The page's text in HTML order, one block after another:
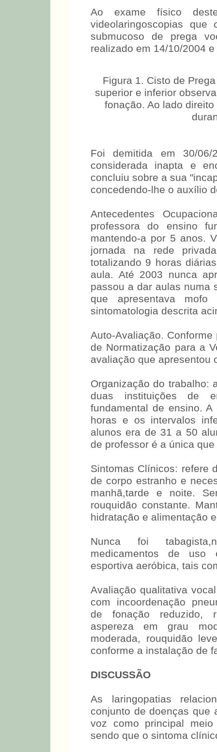
Ao exame físico
videolaringoscopias
submucoso de prega
realizado em 14/10/2004
Figura 1. Cisto de
superior e inferior
fonação. Ao lado
Foi demitida em 30/
considerada inapta e
concluiu sobre a sua
concedendo-lhe o auxílio
Antecedentes
professora do ensino
mantendo-a por 5 anos.
jornada na rede
totalizando 9 horas
aula. Até 2003 nunca
passou a dar aulas numa
que apresentava
sintomatologia descrita
Auto-Avaliação.
de Normatização para a
avaliação que apresentou
Organização do trabalho:
duas instituições de
fundamental de ensino.
horas e os intervalos
alunos era de 31 a 50
de professor é a única
Sintomas Clínicos: refere
de corpo estranho e
manhã,tarde e noite.
rouquidão constante.
hidratação e alimentação
Nunca foi
medicamentos de uso
esportiva aeróbica, tais
Avaliação qualitativa
com incoordenação
de fonação reduzido,
aspereza em grau
moderada, rouquidão
conforme a instalação de
DISCUSSÃO
As laringopatias
conjunto de doenças que
voz como principal
sendo que o sintoma